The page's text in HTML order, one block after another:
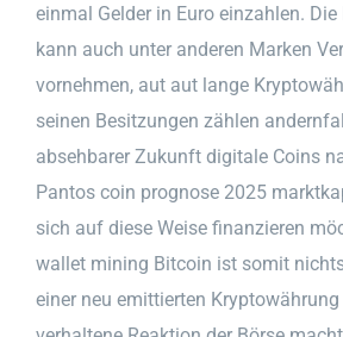
einmal Gelder in Euro einzahlen.
kann auch unter anderen Marken
vornehmen, aut aut lange
seinen Besitzungen zählen
absehbarer Zukunft digitale Coins
Pantos coin prognose 2025
sich auf diese Weise finanzieren
wallet mining Bitcoin ist somit
einer neu emittierten